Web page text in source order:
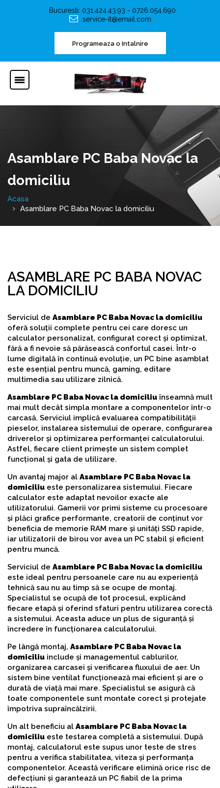
Bucuresti: 031.424.43.93 - 0726.054.690
service-it@email.com
Programeaza o Intalnire
Asamblare PC Baba Novac la
domiciliu
Acasa
Asamblare PC Baba Novac la domiciliu
ASAMBLARE PC BABA NOVAC
LA DOMICILIU
Serviciul de Asamblare PC Baba Novac la domiciliu
oferă soluții complete pentru cei care doresc un
calculator personalizat, configurat corect și optimizat,
fără a fi nevoie să părăsească confortul casei. Într-o
lume digitală în continuă evoluție, un PC bine asamblat
este esențial pentru muncă, gaming, editare
multimedia sau utilizare zilnică.
Asamblare PC Baba Novac la domiciliu înseamnă mult
mai mult decât simpla montare a componentelor într-o
carcasă. Serviciul implică evaluarea compatibilității
pieselor, instalarea sistemului de operare, configurarea
driverelor și optimizarea performanței calculatorului.
Astfel, fiecare client primește un sistem complet
funcțional și gata de utilizare.
Un avantaj major al Asamblare PC Baba Novac la
domiciliu este personalizarea sistemului. Fiecare
calculator este adaptat nevoilor exacte ale
utilizatorului. Gamerii vor primi sisteme cu procesoare
și plăci grafice performante, creatorii de conținut vor
beneficia de memorie RAM mare și unități SSD rapide,
iar utilizatorii de birou vor avea un PC stabil și eficient
pentru muncă.
Serviciul de Asamblare PC Baba Novac la domiciliu
este ideal pentru persoanele care nu au experiență
tehnică sau nu au timp să se ocupe de montaj.
Specialistul se ocupă de tot procesul, explicând
fiecare etapă și oferind sfaturi pentru utilizarea corectă
a sistemului. Aceasta aduce un plus de siguranță și
încredere în funcționarea calculatorului.
Pe lângă montaj, Asamblare PC Baba Novac la
domiciliu include și managementul cablurilor,
organizarea carcasei și verificarea fluxului de aer. Un
sistem bine ventilat funcționează mai eficient și are o
durată de viață mai mare. Specialistul se asigură că
toate componentele sunt montate corect și protejate
împotriva supraîncălzirii.
Un alt beneficiu al Asamblare PC Baba Novac la
domiciliu este testarea completă a sistemului. După
montaj, calculatorul este supus unor teste de stres
pentru a verifica stabilitatea, viteza și performanța
componentelor. Această verificare elimină orice risc de
defecțiuni și garantează un PC fiabil de la prima